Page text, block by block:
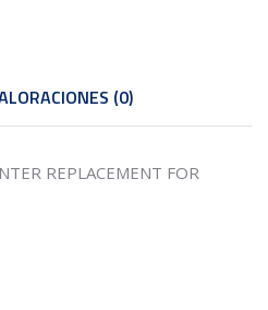
(0)
REPLACEMENT FOR